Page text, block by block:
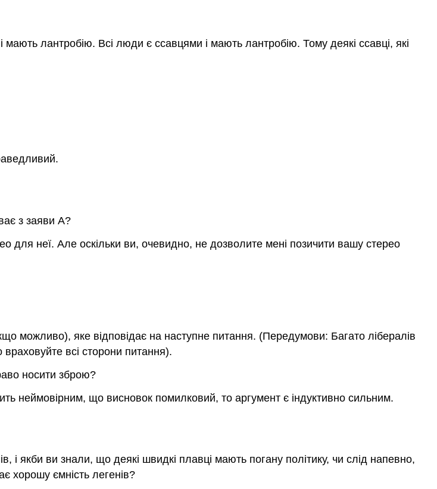
лантробію. Всі люди є ссавцями і мають лантробію. Тому деякі ссавці, які
з заяви A?
для неї. Але оскільки ви, очевидно, не дозволите мені позичити вашу стерео
можливо), яке відповідає на наступне питання. (Передумови: Багато лібералів
враховуйте всі сторони питання).
носити зброю?
неймовірним, що висновок помилковий, то аргумент є індуктивно сильним.
і якби ви знали, що деякі швидкі плавці мають погану політику, чи слід напевно,
хорошу ємність легенів?